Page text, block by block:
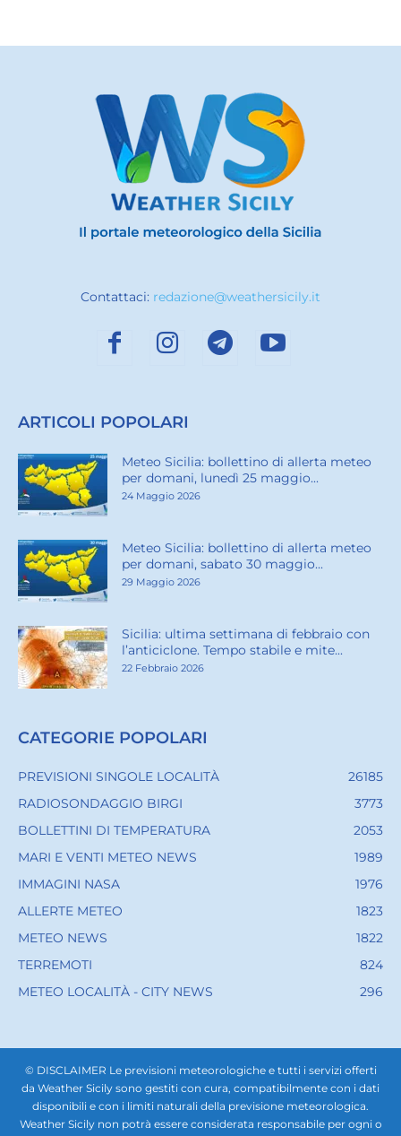
Contattaci: redazione@weathersicily.it
ARTICOLI POPOLARI
Meteo Sicilia: bollettino di allerta meteo
per domani, lunedì 25 maggio...
24 Maggio 2026
Meteo Sicilia: bollettino di allerta meteo
per domani, sabato 30 maggio...
29 Maggio 2026
Sicilia: ultima settimana di febbraio con
l’anticiclone. Tempo stabile e mite...
22 Febbraio 2026
CATEGORIE POPOLARI
PREVISIONI SINGOLE LOCALITÀ
26185
RADIOSONDAGGIO BIRGI
3773
BOLLETTINI DI TEMPERATURA
2053
MARI E VENTI METEO NEWS
1989
IMMAGINI NASA
1976
ALLERTE METEO
1823
METEO NEWS
1822
TERREMOTI
824
METEO LOCALITÀ - CITY NEWS
296
© DISCLAIMER Le previsioni meteorologiche e tutti i servizi offerti
da Weather Sicily sono gestiti con cura, compatibilmente con i dati
disponibili e con i limiti naturali della previsione meteorologica.
Weather Sicily non potrà essere considerata responsabile per ogni o